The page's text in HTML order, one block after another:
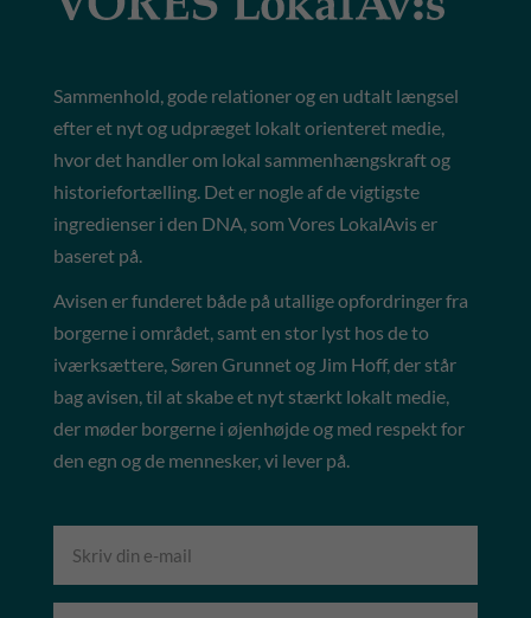
Sammenhold, gode relationer og en udtalt længsel
efter et nyt og udpræget lokalt orienteret medie,
hvor det handler om lokal sammenhængskraft og
historiefortælling. Det er nogle af de vigtigste
ingredienser i den DNA, som Vores LokalAvis er
baseret på.
Avisen er funderet både på utallige opfordringer fra
borgerne i området, samt en stor lyst hos de to
iværksættere, Søren Grunnet og Jim Hoff, der står
bag avisen, til at skabe et nyt stærkt lokalt medie,
der møder borgerne i øjenhøjde og med respekt for
den egn og de mennesker, vi lever på.